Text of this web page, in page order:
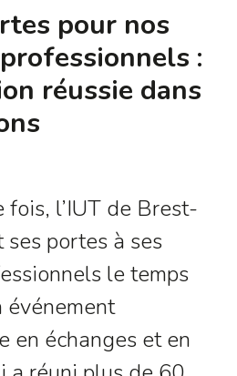
pour nos
:
réussie dans
fois, l’IUT de Brest-
portes à ses
le temps
événement
en échanges et en